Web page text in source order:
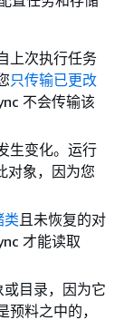
上次执行任务
只传输已更改
不会传输该
生变化。运行
对象，因为您
类 且未恢复的对
才能读取
目录，因为它
料之中的，